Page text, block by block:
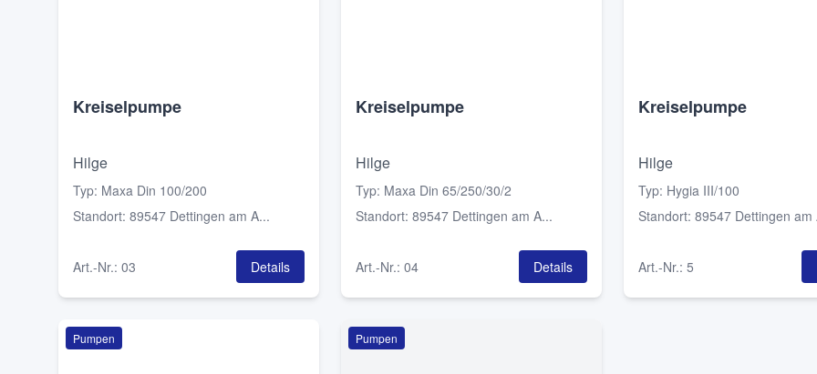
Kreiselpumpe
Hilge
Typ: Maxa Din 100/200
Standort: 89547 Dettingen am A...
Art.-Nr.: 03 Details
Kreiselpumpe
Hilge
Typ: Maxa Din 65/250/30/2
Standort: 89547 Dettingen am A...
Art.-Nr.: 04 Details
Kreiselpumpe
Hilge
Typ: Hygia III/100
Standort: 89547 Dettingen am
Art.-Nr.: 5
Pumpen Pumpen